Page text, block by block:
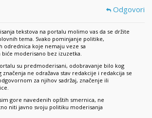
Odgovori
tekstova na portalu molimo vas da se držite
tema. Svako pominjanje politike,
odrednica koje nemaju veze sa
moderisano bez izuzetka.
su predmoderisani, odobravanje bilo kog
ne odražava stav redakcije i redakcija se
za njihov sadržaj, značenje ili
gore navedenih opštih smernica, ne
niti javno svoju politiku moderisanja